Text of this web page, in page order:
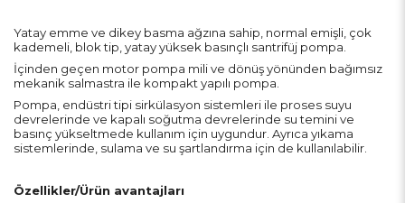
Yatay emme ve dikey basma ağzına sahip, normal emişli, çok
kademeli, blok tip, yatay yüksek basınçlı santrifüj pompa.
İçinden geçen motor pompa mili ve dönüş yönünden bağımsız
mekanik salmastra ile kompakt yapılı pompa.
Pompa, endüstri tipi sirkülasyon sistemleri ile proses suyu
devrelerinde ve kapalı soğutma devrelerinde su temini ve
basınç yükseltmede kullanım için uygundur. Ayrıca yıkama
sistemlerinde, sulama ve su şartlandırma için de kullanılabilir.
Özellikler/Ürün avantajları